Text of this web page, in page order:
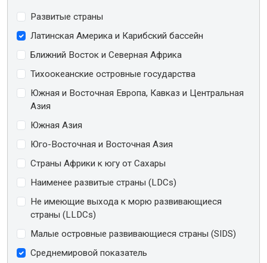
Развитые страны
Латинская Америка и Карибский бассейн
Ближний Восток и Северная Африка
Тихоокеанские островные государства
Южная и Восточная Европа, Кавказ и Центральная
Азия
Южная Азия
Юго-Восточная и Восточная Азия
Страны Африки к югу от Сахары
Наименее развитые страны (LDCs)
Не имеющие выхода к морю развивающиеся
страны (LLDCs)
Малые островные развивающиеся страны (SIDS)
Среднемировой показатель